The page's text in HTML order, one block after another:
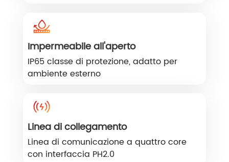
Impermeabile all'aperto
IP65 classe di protezione, adatto per
ambiente esterno
Linea di collegamento
Linea di comunicazione a quattro core
con interfaccia PH2.0